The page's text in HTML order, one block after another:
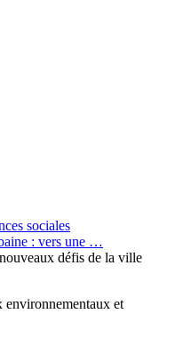
sociales
: vers une …
défis de la ville
environnementaux et